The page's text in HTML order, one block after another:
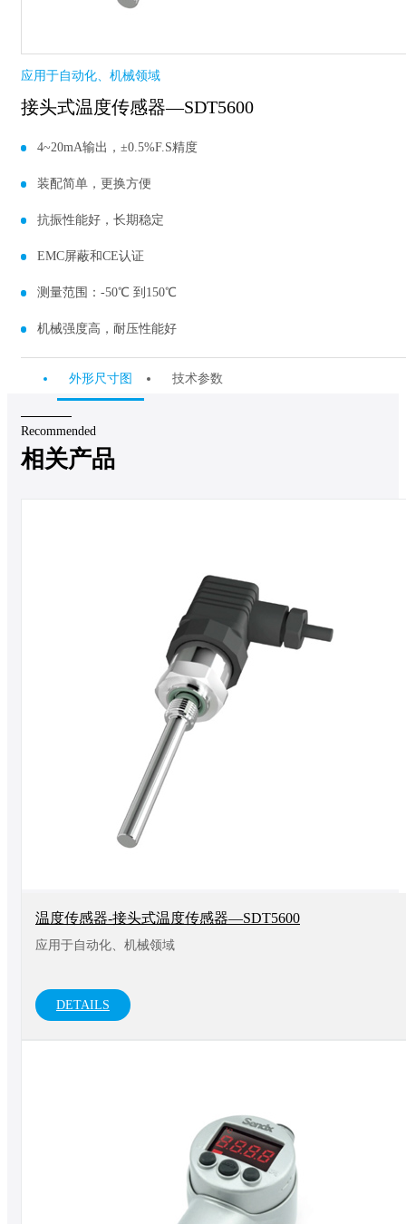
应用于自动化、机械领域
接头式温度传感器—SDT5600
4~20mA输出，±0.5%F.S精度
装配简单，更换方便
抗振性能好，长期稳定
EMC屏蔽和CE认证
测量范围：-50℃ 到150℃
机械强度高，耐压性能好
外形尺寸图 技术参数
Recommended
相关产品
温度传感器-接头式温度传感器—SDT5600
应用于自动化、机械领域
DETAILS